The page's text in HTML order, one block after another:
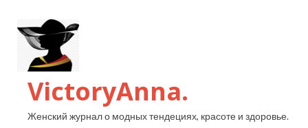
VictoryAnna.
Женский журнал о модных тендециях, красоте и здоровье.